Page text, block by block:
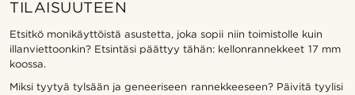
TILAISUUTEEN
Etsitkö monikäyttöistä asustetta, joka sopii niin toimistolle kuin
illanviettoonkin? Etsintäsi päättyy tähän: kellonrannekkeet 17 mm
koossa.
Miksi tyytyä tylsään ja geneeriseen rannekkeeseen? Päivitä tyylisi